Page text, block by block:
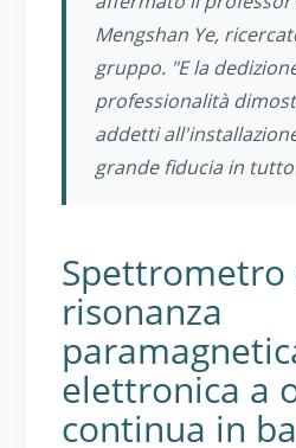
Mengshan Ye,
gruppo. "E la
professionalità
addetti
grande fiducia in
Spettrometro
risonanza
elettronica a
continua in